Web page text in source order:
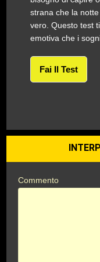
strana che la
vero. Questo test
emotiva che i
Fai Il Test
Commento